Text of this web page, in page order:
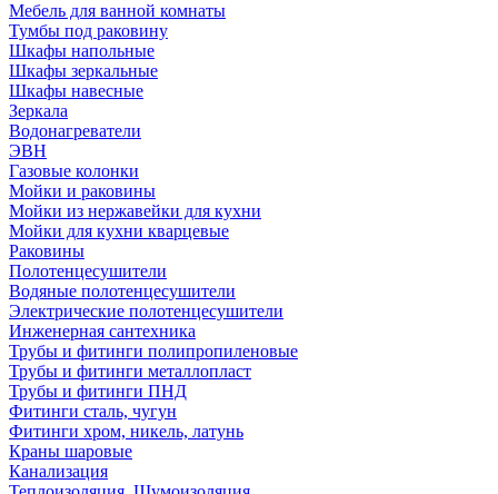
Мебель для ванной комнаты
Тумбы под раковину
Шкафы напольные
Шкафы зеркальные
Шкафы навесные
Зеркала
Водонагреватели
ЭВН
Газовые колонки
Мойки и раковины
Мойки из нержавейки для кухни
Мойки для кухни кварцевые
Раковины
Полотенцесушители
Водяные полотенцесушители
Электрические полотенцесушители
Инженерная сантехника
Трубы и фитинги полипропиленовые
Трубы и фитинги металлопласт
Трубы и фитинги ПНД
Фитинги сталь, чугун
Фитинги хром, никель, латунь
Краны шаровые
Канализация